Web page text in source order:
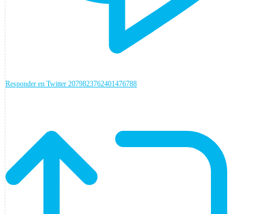
Responder en Twitter 2079823762401476788